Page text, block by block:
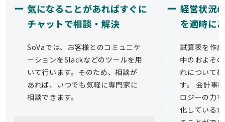
ー 気になることがあればすぐに
チャットで相談・解決
SoVaでは、お客様とのコミュニケ
ーションをSlackなどのツールを用
いて行います。そのため、相談が
あれば、いつでも気軽に専門家に
相談できます。
ー 経営状況
を適時に
試算表を作
中のおよそ
れについて
す。 会計事
ロジーの力
化している